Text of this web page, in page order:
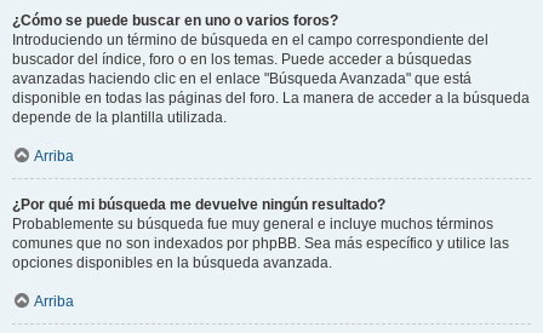
¿Cómo se puede buscar en uno o varios foros?
Introduciendo un término de búsqueda en el campo correspondiente del
buscador del índice, foro o en los temas. Puede acceder a búsquedas
avanzadas haciendo clic en el enlace "Búsqueda Avanzada" que está
disponible en todas las páginas del foro. La manera de acceder a la búsqueda
depende de la plantilla utilizada.
Arriba
¿Por qué mi búsqueda me devuelve ningún resultado?
Probablemente su búsqueda fue muy general e incluye muchos términos
comunes que no son indexados por phpBB. Sea más específico y utilice las
opciones disponibles en la búsqueda avanzada.
Arriba